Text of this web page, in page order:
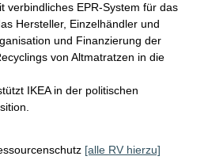
verbindliches EPR-System für das
Hersteller, Einzelhändler und
und Finanzierung der
von Altmatratzen in die
IKEA in der politischen
[alle RV hierzu]